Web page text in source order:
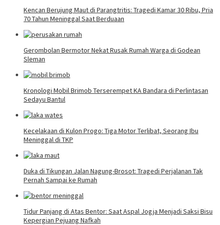
Kencan Berujung Maut di Parangtritis: Tragedi Kamar 30 Ribu, Pria
70 Tahun Meninggal Saat Berduaan
Gerombolan Bermotor Nekat Rusak Rumah Warga di Godean
Sleman
Kronologi Mobil Brimob Terserempet KA Bandara di Perlintasan
Sedayu Bantul
Kecelakaan di Kulon Progo: Tiga Motor Terlibat, Seorang Ibu
Meninggal di TKP
Duka di Tikungan Jalan Nagung-Brosot: Tragedi Perjalanan Tak
Pernah Sampai ke Rumah
Tidur Panjang di Atas Bentor: Saat Aspal Jogja Menjadi Saksi Bisu
Kepergian Pejuang Nafkah